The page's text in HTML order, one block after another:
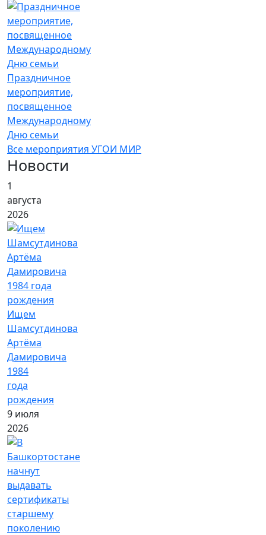
Праздничное
мероприятие,
посвященное
Международному
Дню семьи
Все мероприятия УГОИ МИР
Новости
1
августа
2026
Ищем
Шамсутдинова
Артёма
Дамировича
1984
года
рождения
9 июля
2026